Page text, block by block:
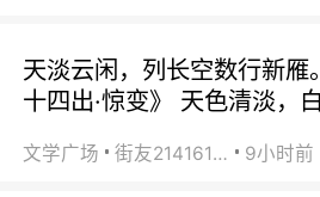
天淡云闲，列长空数行新雁
十四出·惊变》 天色清淡，
文学广场 街友21416156 9小时前